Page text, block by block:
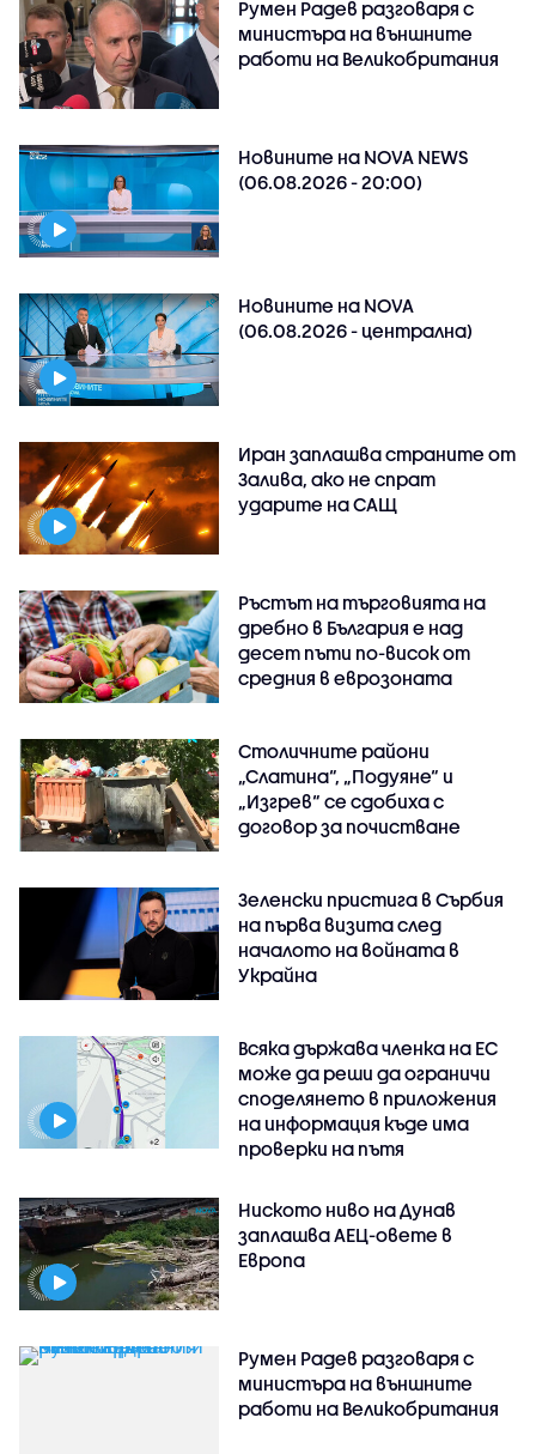
Румен Радев разговаря с
министъра на външните
работи на Великобритания
Новините на NOVA NEWS
(06.08.2026 - 20:00)
Новините на NOVA
(06.08.2026 - централна)
Иран заплашва страните от
Залива, ако не спрат
ударите на САЩ
Ръстът на търговията на
дребно в България е над
десет пъти по-висок от
средния в еврозоната
Столичните райони
„Слатина“, „Подуяне“ и
„Изгрев“ се сдобиха с
договор за почистване
Зеленски пристига в Сърбия
на първа визита след
началото на войната в
Украйна
Всяка държава членка на ЕС
може да реши да ограничи
споделянето в приложения
на информация къде има
проверки на пътя
Ниското ниво на Дунав
заплашва АЕЦ-овете в
Европа
Румен Радев разговаря с
министъра на външните
работи на Великобритания